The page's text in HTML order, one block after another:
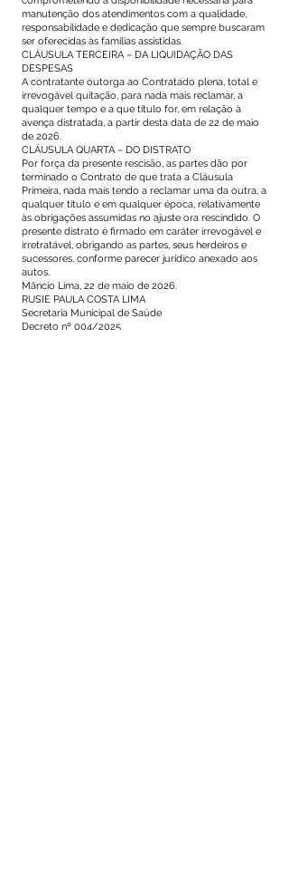
manutenção dos atendimentos com a qualidade,
responsabilidade e dedicação que sempre buscaram
ser oferecidas às famílias assistidas.
CLÁUSULA TERCEIRA – DA LIQUIDAÇÃO DAS
DESPESAS
A contratante outorga ao Contratado plena, total e
irrevogável quitação, para nada mais reclamar, a
qualquer tempo e a que título for, em relação à
avença distratada, a partir desta data de 22 de maio
de 2026.
CLÁUSULA QUARTA – DO DISTRATO
Por força da presente rescisão, as partes dão por
terminado o Contrato de que trata a Cláusula
Primeira, nada mais tendo a reclamar uma da outra, a
qualquer título e em qualquer época, relativamente
às obrigações assumidas no ajuste ora rescindido. O
presente distrato é firmado em caráter irrevogável e
irretratável, obrigando as partes, seus herdeiros e
sucessores, conforme parecer jurídico anexado aos
autos.
Mâncio Lima, 22 de maio de 2026.
RUSIE PAULA COSTA LIMA
Secretaria Municipal de Saúde
Decreto nº 004/2025